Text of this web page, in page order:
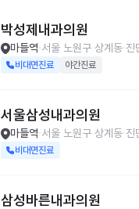
박성제내과의원
마들역 서울 노원구 상계동 진
비대면진료 야간진료
서울삼성내과의원
마들역 서울 노원구 상계동 진
비대면진료
삼성바른내과의원